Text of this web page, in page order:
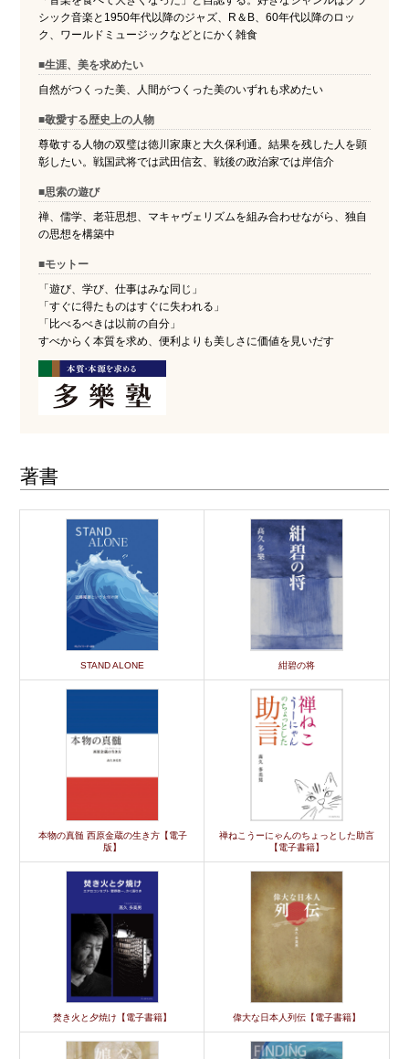
シック音楽と1950年代以降のジャズ、R＆B、60年代以降のロッ
ク、ワールドミュージックなどとにかく雑食
■生涯、美を求めたい
自然がつくった美、人間がつくった美のいずれも求めたい
■敬愛する歴史上の人物
尊敬する人物の双璧は徳川家康と大久保利通。結果を残した人を顕
彰したい。戦国武将では武田信玄、戦後の政治家では岸信介
■思索の遊び
禅、儒学、老荘思想、マキャヴェリズムを組み合わせながら、独自
の思想を構築中
■モットー
「遊び、学び、仕事はみな同じ」
「すぐに得たものはすぐに失われる」
「比べるべきは以前の自分」
すべからく本質を求め、便利よりも美しさに価値を見いだす
著書
STAND ALONE 紺碧の将
本物の真髄 西原金蔵の生き方【電子
版】
禅ねこうーにゃんのちょっとした助言
【電子書籍】
焚き火と夕焼け【電子書籍】 偉大な日本人列伝【電子書籍】